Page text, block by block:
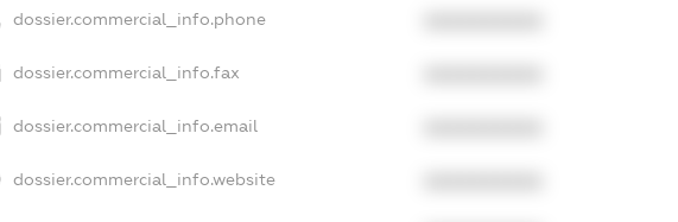
dossier.commercial_info.phone
dossier.commercial_info.fax
dossier.commercial_info.email
dossier.commercial_info.website